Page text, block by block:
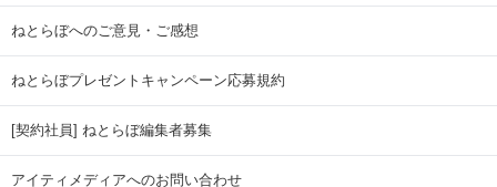
ねとらぼへのご意見・ご感想
ねとらぼプレゼントキャンペーン応募規約
[契約社員] ねとらぼ編集者募集
アイティメディアへのお問い合わせ